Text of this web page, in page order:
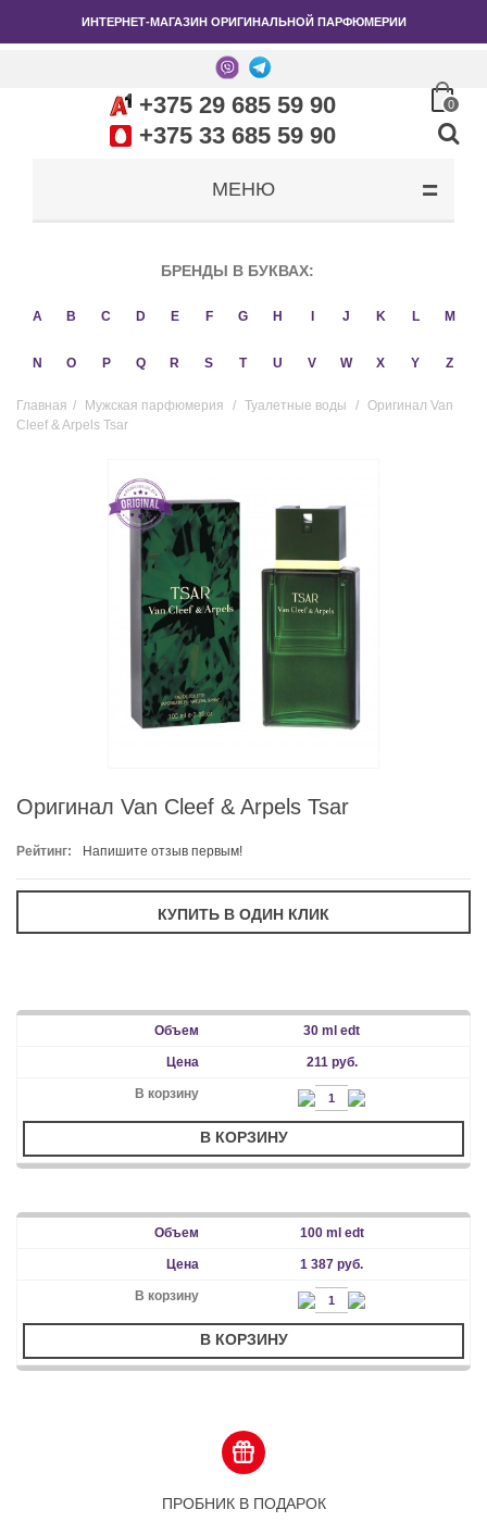
ИНТЕРНЕТ-МАГАЗИН ОРИГИНАЛЬНОЙ ПАРФЮМЕРИИ
+375 29 685 59 90
+375 33 685 59 90
0
МЕНЮ
БРЕНДЫ В БУКВАХ:
A B C D E F G H J K L M
N O P Q R S T U V W X Y Z
Главная / Мужская парфюмерия / Туалетные воды / Оригинал Van
Cleef & Arpels Tsar
Оригинал Van Cleef & Arpels Tsar
Рейтинг: Напишите отзыв первым!
30 ml edt
211 руб.
В КОРЗИНУ
100 ml edt
1 387 руб.
В КОРЗИНУ
ПРОБНИК В ПОДАРОК